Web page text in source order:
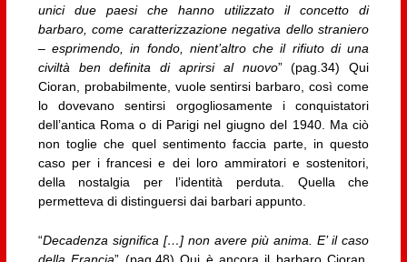
unici due paesi che hanno utilizzato il concetto di
barbaro, come caratterizzazione negativa dello straniero
– esprimendo, in fondo, nient’altro che il rifiuto di una
civiltà ben definita di aprirsi al nuovo” (pag.34) Qui
Cioran, probabilmente, vuole sentirsi barbaro, così come
lo dovevano sentirsi orgogliosamente i conquistatori
dell’antica Roma o di Parigi nel giugno del 1940. Ma ciò
non toglie che quel sentimento faccia parte, in questo
caso per i francesi e dei loro ammiratori e sostenitori,
della nostalgia per l’identità perduta. Quella che
permetteva di distinguersi dai barbari appunto.
“Decadenza significa […] non avere più anima. E’ il caso